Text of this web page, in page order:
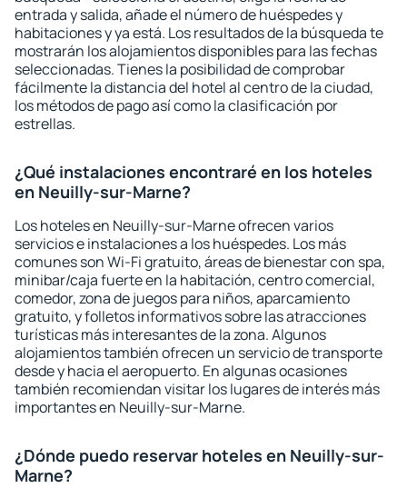
entrada y salida, añade el número de huéspedes y
habitaciones y ya está. Los resultados de la búsqueda te
mostrarán los alojamientos disponibles para las fechas
seleccionadas. Tienes la posibilidad de comprobar
fácilmente la distancia del hotel al centro de la ciudad,
los métodos de pago así como la clasificación por
estrellas.
¿Qué instalaciones encontraré en los hoteles
en Neuilly-sur-Marne?
Los hoteles en Neuilly-sur-Marne ofrecen varios
servicios e instalaciones a los huéspedes. Los más
comunes son Wi-Fi gratuito, áreas de bienestar con spa,
minibar/caja fuerte en la habitación, centro comercial,
comedor, zona de juegos para niños, aparcamiento
gratuito, y folletos informativos sobre las atracciones
turísticas más interesantes de la zona. Algunos
alojamientos también ofrecen un servicio de transporte
desde y hacia el aeropuerto. En algunas ocasiones
también recomiendan visitar los lugares de interés más
importantes en Neuilly-sur-Marne.
¿Dónde puedo reservar hoteles en Neuilly-sur-
Marne?